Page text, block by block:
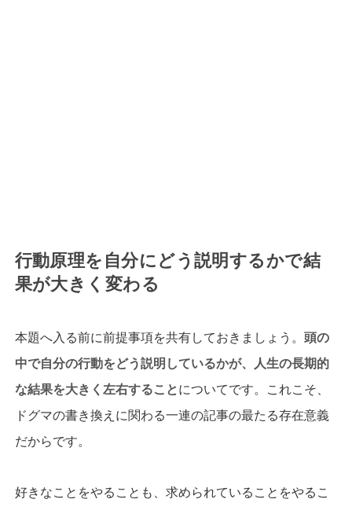
行動原理を自分にどう説明するかで結
果が大きく変わる
本題へ入る前に前提事項を共有しておきましょう。 頭の
中で自分の行動をどう説明しているかが、人生の長期的
な結果を大きく左右することについてです。これこそ、
ドグマの書き換えに関わる一連の記事の最たる存在意義
だからです。
好きなことをやることも、求められていることをやるこ